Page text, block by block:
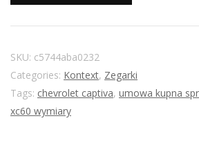
SKU: c5744aba0232
Categories: Kontext, Zegarki
Tags: chevrolet captiva, umowa kupna
xc60 wymiary